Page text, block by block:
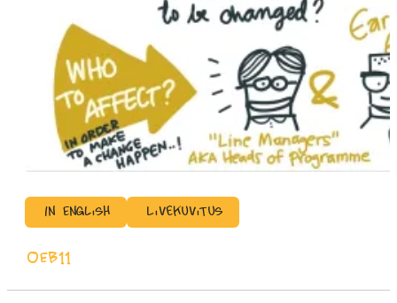
In English Livekuvitus
OEB11